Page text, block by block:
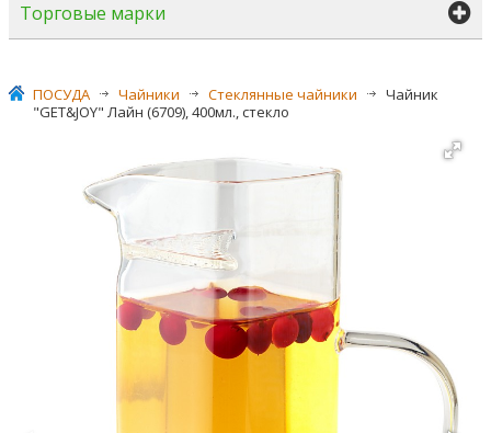
Торговые марки
ПОСУДА >
Чайники >
Стеклянные чайники >
Чайник
"GET&JOY" Лайн (6709), 400мл., стекло